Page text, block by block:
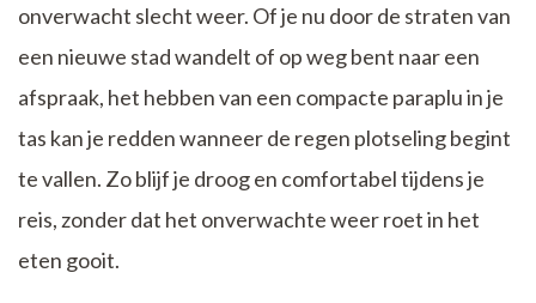
onverwacht slecht weer. Of je nu door de straten van
een nieuwe stad wandelt of op weg bent naar een
afspraak, het hebben van een compacte paraplu in je
tas kan je redden wanneer de regen plotseling begint
te vallen. Zo blijf je droog en comfortabel tijdens je
reis, zonder dat het onverwachte weer roet in het
eten gooit.